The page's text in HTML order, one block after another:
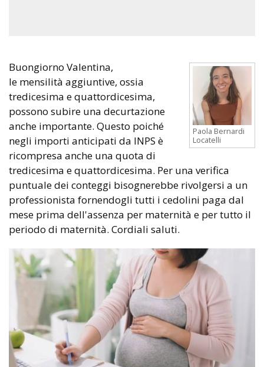
Paola Bernardi
Locatelli
Buongiorno Valentina,
le mensilità aggiuntive, ossia
tredicesima e quattordicesima,
possono subire una decurtazione
anche importante. Questo poiché
negli importi anticipati da INPS è
ricompresa anche una quota di
tredicesima e quattordicesima. Per una verifica
puntuale dei conteggi bisognerebbe rivolgersi a un
professionista fornendogli tutti i cedolini paga dal
mese prima dell'assenza per maternità e per tutto il
periodo di maternità. Cordiali saluti.